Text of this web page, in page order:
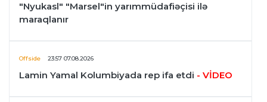
"Nyukasl" "Marsel"in yarımmüdafiəçisi ilə
maraqlanır
Offside 23:57 07.08.2026
Lamin Yamal Kolumbiyada rep ifa etdi - VİDEO